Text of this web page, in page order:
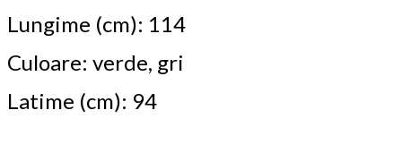
Lungime (cm): 114
Culoare: verde, gri
Latime (cm): 94